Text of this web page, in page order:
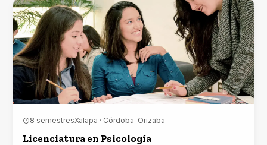
8 semestresXalapa · Córdoba-Orizaba
Licenciatura en Psicología